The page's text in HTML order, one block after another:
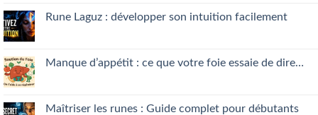
Guérison
intérieure
votre
mental
Rune Laguz : développer son intuition facilement
Rune
Laguz
intuition
Manque d’appétit : ce que votre foie essaie de dire…
Manque
Maîtriser les runes : Guide complet pour débutants